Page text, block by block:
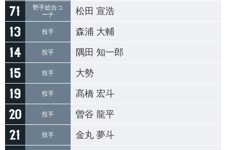
野手総合コ
ーチ
松田 宣浩
投手 森浦 大輔
投手 隅田 知一郎
投手 大勢
投手 髙橋 宏斗
投手 曽谷 龍平
投手 金丸 夢斗